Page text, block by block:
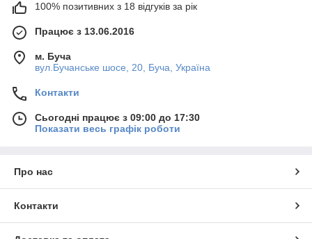
100% позитивних з 18 відгуків за рік
Працює з 13.06.2016
м. Буча
вул.Бучанське шосе, 20, Буча, Україна
Контакти
Сьогодні працює з 09:00 до 17:30
Показати весь графік роботи
Про нас
Контакти